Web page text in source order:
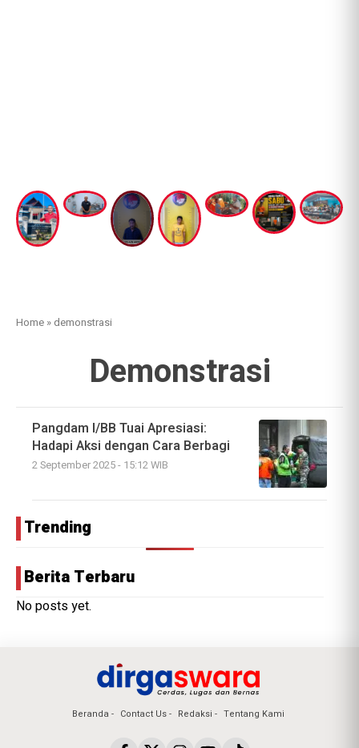
Home » demonstrasi
Demonstrasi
Pangdam I/BB Tuai Apresiasi:
Hadapi Aksi dengan Cara Berbagi
2 September 2025 - 15:12 WIB
Trending
Berita Terbaru
No posts yet.
Beranda Contact Us Redaksi Tentang Kami